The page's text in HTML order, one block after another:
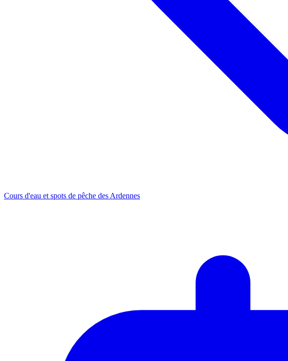
Cours d'eau et spots de pêche des Ardennes